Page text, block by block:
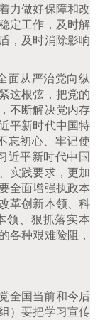
力做好保障和改
定工作，及时解
，及时消除影响
面从严治党向纵
这根弦，把党的
不断解决党内存
平新时代中国特
忘初心、牢记使
近平新时代中国
实践要求，更加
全面增强执政本
革创新本领、科
领、狠抓落实本
各种艰难险阻，
全国当前和今后
）要把学习宣传